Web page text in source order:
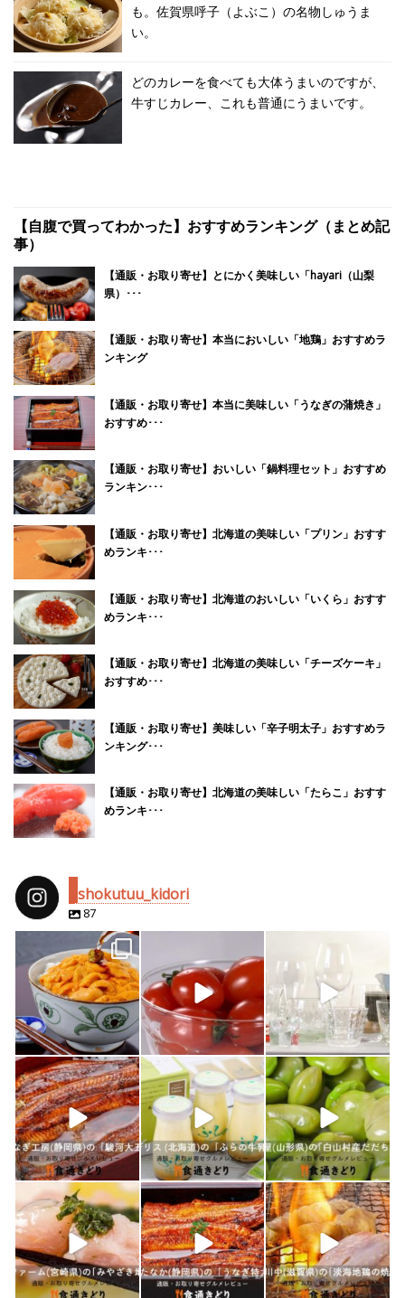
も。佐賀県呼子（よぶこ）の名物しゅうま
い。
どのカレーを食べても大体うまいのですが、
牛すじカレー、これも普通にうまいです。
【自腹で買ってわかった】おすすめランキング（まとめ記
事）
【通販・お取り寄せ】とにかく美味しい「hayari（山梨
県）･･･
【通販・お取り寄せ】本当においしい「地鶏」おすすめラ
ンキング
【通販・お取り寄せ】本当に美味しい「うなぎの蒲焼き」
おすすめ･･･
【通販・お取り寄せ】おいしい「鍋料理セット」おすすめ
ランキン･･･
【通販・お取り寄せ】北海道の美味しい「プリン」おすす
めランキ･･･
【通販・お取り寄せ】北海道のおいしい「いくら」おすす
めランキ･･･
【通販・お取り寄せ】北海道の美味しい「チーズケーキ」
おすすめ･･･
【通販・お取り寄せ】美味しい「辛子明太子」おすすめラ
ンキング･･･
【通販・お取り寄せ】北海道の美味しい「たらこ」おすす
めランキ･･･
shokutuu_kidori
87
shokutuu_kidori
4月 25 2月 14
shokutuu_kidori
2月 13
shokutuu_kidori
1月 26
shokutuu_kidori
1月 24
shokutuu_kidori
1月 23
shokutuu_kidori
1月 21
shokutuu_kidori
1月 19
shokutuu_kidori
1月 18